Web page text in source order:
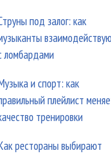
под залог: как
ломбардами
и спорт: как
плейлист
тренировки
рестораны выбирают